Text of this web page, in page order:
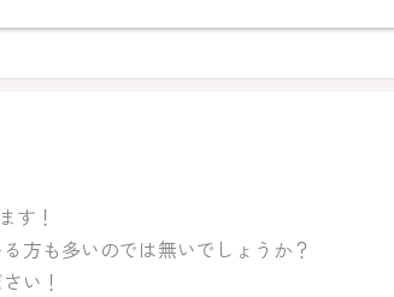
す！
方も多いのでは無いでしょうか？
い！